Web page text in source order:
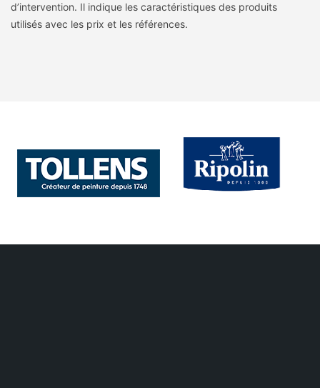
d’intervention. Il indique les caractéristiques des produits
utilisés avec les prix et les références.